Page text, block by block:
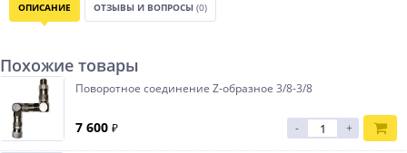
ОПИСАНИЕ ОТЗЫВЫ И ВОПРОСЫ (0)
Похожие товары
Поворотное соединение Z-образное 3/8-3/8
7 600 ₽ - +